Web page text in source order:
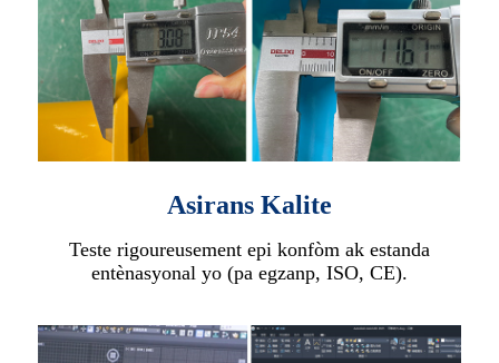
Asirans Kalite
Teste rigoureusement epi konfòm ak estanda
entènasyonal yo (pa egzanp, ISO, CE).